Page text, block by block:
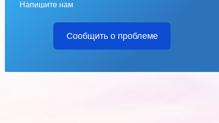
Напишите нам
Сообщить о проблеме